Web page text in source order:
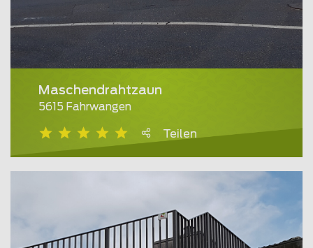
Maschendrahtzaun
5615 Fahrwangen
Teilen